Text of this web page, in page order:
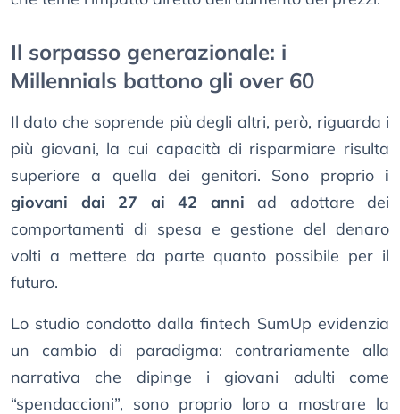
Il sorpasso generazionale: i
Millennials battono gli over 60
Il dato che soprende più degli altri, però, riguarda i
più giovani, la cui capacità di risparmiare risulta
superiore a quella dei genitori. Sono proprioi
giovani dai 27 ai 42 anni ad adottare dei
comportamenti di spesa e gestione del denaro
volti a mettere da parte quanto possibile per il
futuro.
Lo studio condotto dalla fintech SumUp evidenzia
un cambio di paradigma: contrariamente alla
narrativa che dipinge i giovani adulti come
“spendaccioni”, sono proprio loro a mostrare la